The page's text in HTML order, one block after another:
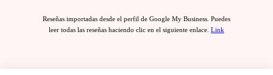
Reseñas importadas desde el perfil de Google My Business. Puedes
leer todas las reseñas haciendo clic en el siguiente enlace. Link